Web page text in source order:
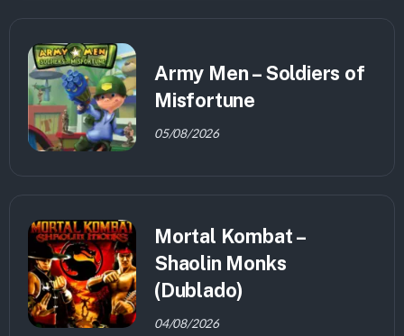
Army Men – Soldiers of
Misfortune
05/08/2026
Mortal Kombat –
Shaolin Monks
(Dublado)
04/08/2026